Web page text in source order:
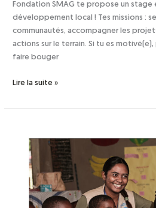
Fondation SMAG te propose un stage
développement local ! Tes missions :
communautés, accompagner les
actions sur le terrain. Si tu es
faire bouger
Lire la suite »
Fondation
SOSUCAM
Stage
Animateur(trice)